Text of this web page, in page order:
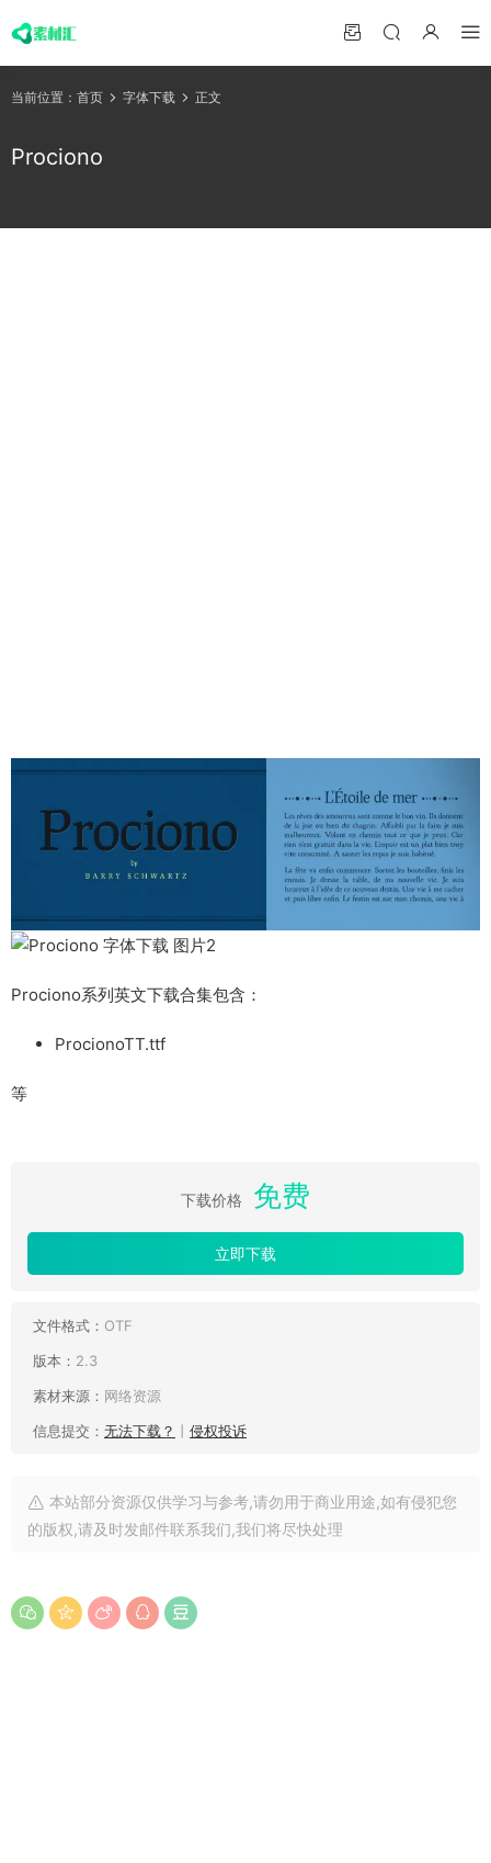
当前位置： 首页 字体下载 正文
Prociono
Prociono系列英文下载合集包含：
ProcionoTT.ttf
等
下载价格 免费
立即下载
文件格式： OTF
版本： 2.3
素材来源： 网络资源
信息提交： 无法下载？ 侵权投诉
本站部分资源仅供学习与参考,请勿用于商业用途,如有侵犯您
的版权,请及时发邮件联系我们,我们将尽快处理